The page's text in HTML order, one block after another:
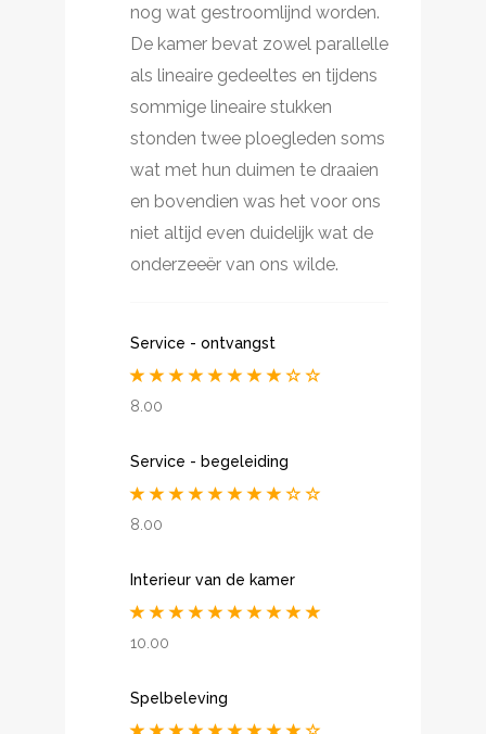
nog wat gestroomlijnd worden.
De kamer bevat zowel parallelle
als lineaire gedeeltes en tijdens
sommige lineaire stukken
stonden twee ploegleden soms
wat met hun duimen te draaien
en bovendien was het voor ons
niet altijd even duidelijk wat de
onderzeeër van ons wilde.
Service - ontvangst
8.00
Service - begeleiding
8.00
Interieur van de kamer
10.00
Spelbeleving